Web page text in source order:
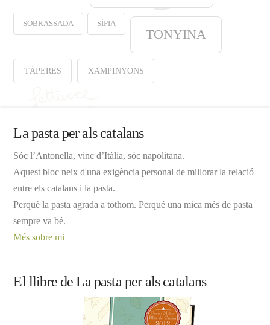
SOBRASSADA SÍPIA
TONYINA
TÀPERES XAMPINYONS
La pasta per als catalans
Sóc l’Antonella, vinc d’Itàlia, sóc napolitana.
Aquest bloc neix d'una exigència personal de millorar la relació
entre els catalans i la pasta.
Perquè la pasta agrada a tothom. Perqué una mica més de pasta
sempre va bé.
Més sobre mi
El llibre de La pasta per als catalans